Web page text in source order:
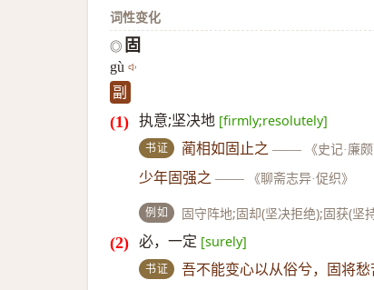
词性变化
◎ 固
gù
副
执意;坚决地 [firmly;resolutely]
书证 蔺相如固止之 —— 《史记·廉
少年固强之 —— 《聊斋志异·促织》
例如 固守阵地;固却(坚决拒绝);固获(坚
必，一定 [surely]
书证 吾不能变心以从俗兮，固将愁